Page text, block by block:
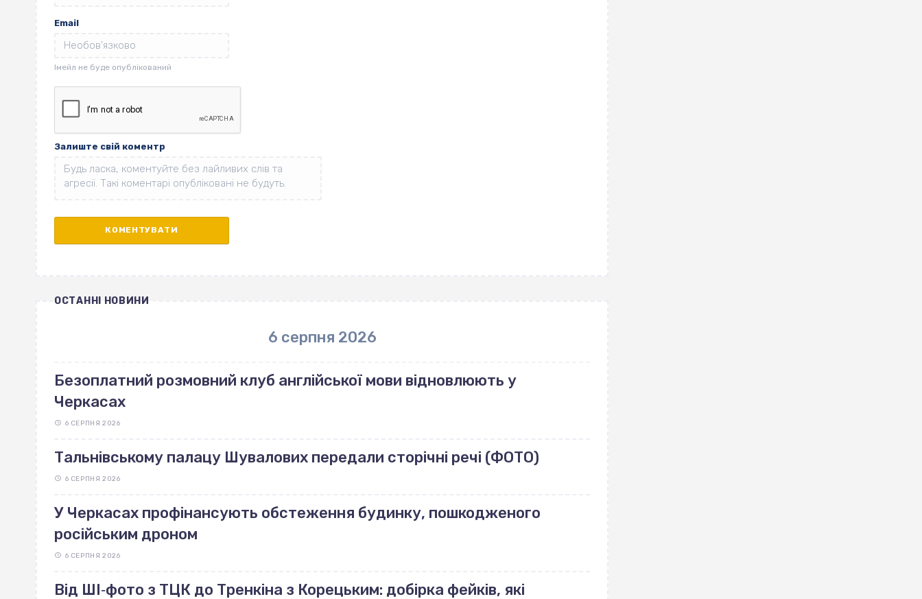
Email
Залиште свій коментр
ОСТАННІ НОВИНИ
6 серпня 2026
Безоплатний розмовний клуб англійської мови відновлюють у
Черкасах
6 СЕРПНЯ 2026
Тальнівському палацу Шувалових передали сторічні речі (ФОТО)
6 СЕРПНЯ 2026
У Черкасах профінансують обстеження будинку, пошкодженого
російським дроном
6 СЕРПНЯ 2026
Від ШІ‐фото з ТЦК до Тренкіна з Корецьким: добірка фейків, які